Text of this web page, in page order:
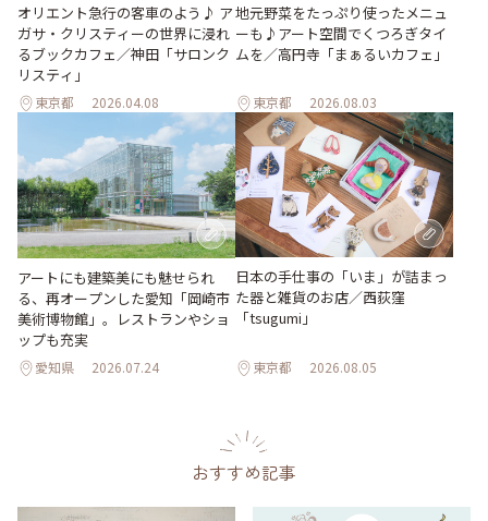
オリエント急行の客車のよう♪ ア
ガサ・クリスティーの世界に浸れ
るブックカフェ／神田「サロンク
リスティ」
東京都 2026.04.08
地元野菜をたっぷり使ったメニュ
ーも♪アート空間でくつろぎタイ
ムを／高円寺「まぁるいカフェ」
東京都 2026.08.03
アートにも建築美にも魅せられ
る、再オープンした愛知「岡崎市
美術博物館」。レストランやショ
ップも充実
愛知県 2026.07.24
日本の手仕事の「いま」が詰まっ
た器と雑貨のお店／西荻窪
「tsugumi」
東京都 2026.08.05
おすすめ記事